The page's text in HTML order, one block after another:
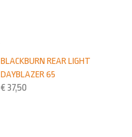
BLACKBURN REAR LIGHT
DAYBLAZER 65
€ 37,50